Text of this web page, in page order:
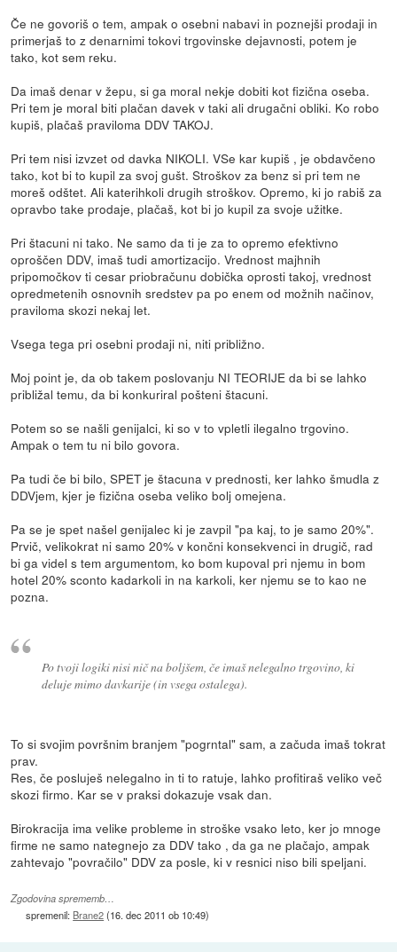
Če ne govoriš o tem, ampak o osebni nabavi in poznejši prodaji in
primerjaš to z denarnimi tokovi trgovinske dejavnosti, potem je
tako, kot sem reku.
Da imaš denar v žepu, si ga moral nekje dobiti kot fizična oseba.
Pri tem je moral biti plačan davek v taki ali drugačni obliki. Ko robo
kupiš, plačaš praviloma DDV TAKOJ.
Pri tem nisi izvzet od davka NIKOLI. VSe kar kupiš , je obdavčeno
tako, kot bi to kupil za svoj gušt. Stroškov za benz si pri tem ne
moreš odštet. Ali katerihkoli drugih stroškov. Opremo, ki jo rabiš za
opravbo take prodaje, plačaš, kot bi jo kupil za svoje užitke.
Pri štacuni ni tako. Ne samo da ti je za to opremo efektivno
oproščen DDV, imaš tudi amortizacijo. Vrednost majhnih
pripomočkov ti cesar priobračunu dobička oprosti takoj, vrednost
opredmetenih osnovnih sredstev pa po enem od možnih načinov,
praviloma skozi nekaj let.
Vsega tega pri osebni prodaji ni, niti približno.
Moj point je, da ob takem poslovanju NI TEORIJE da bi se lahko
približal temu, da bi konkuriral pošteni štacuni.
Potem so se našli genijalci, ki so v to vpletli ilegalno trgovino.
Ampak o tem tu ni bilo govora.
Pa tudi če bi bilo, SPET je štacuna v prednosti, ker lahko šmudla z
DDVjem, kjer je fizična oseba veliko bolj omejena.
Pa se je spet našel genijalec ki je zavpil "pa kaj, to je samo 20%".
Prvič, velikokrat ni samo 20% v končni konsekvenci in drugič, rad
bi ga videl s tem argumentom, ko bom kupoval pri njemu in bom
hotel 20% sconto kadarkoli in na karkoli, ker njemu se to kao ne
pozna.
Po tvoji logiki nisi nič na boljšem, če imaš nelegalno trgovino, ki
deluje mimo davkarije (in vsega ostalega).
To si svojim površnim branjem "pogrntal" sam, a začuda imaš tokrat
prav.
Res, če posluješ nelegalno in ti to ratuje, lahko profitiraš veliko več
skozi firmo. Kar se v praksi dokazuje vsak dan.
Birokracija ima velike probleme in stroške vsako leto, ker jo mnoge
firme ne samo nategnejo za DDV tako , da ga ne plačajo, ampak
zahtevajo "povračilo" DDV za posle, ki v resnici niso bili speljani.
Zgodovina sprememb…
spremenil: Brane2(16. dec 2011 ob 10:49)